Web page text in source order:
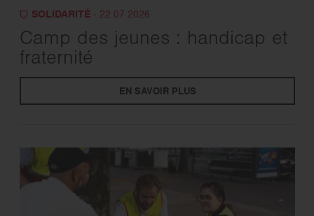
SOLIDARITÉ- 22.07.2026
Camp des jeunes : handicap et
fraternité
EN SAVOIR PLUS